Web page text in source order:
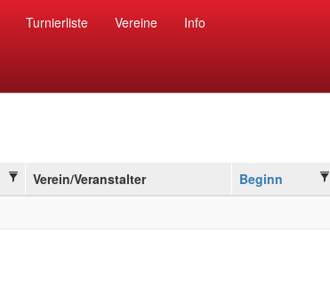
Turnierliste Vereine Info
Verein/Veranstalter Beginn